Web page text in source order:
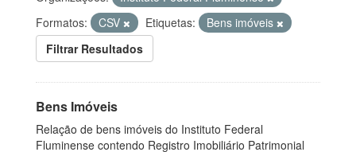
Formatos:
CSV Etiquetas:
Bens imóveis
Filtrar Resultados
Bens Imóveis
Relação de bens imóveis do Instituto Federal
Fluminense contendo Registro Imobiliário Patrimonial